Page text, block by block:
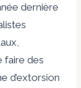
dernière
faire des
d’extorsion